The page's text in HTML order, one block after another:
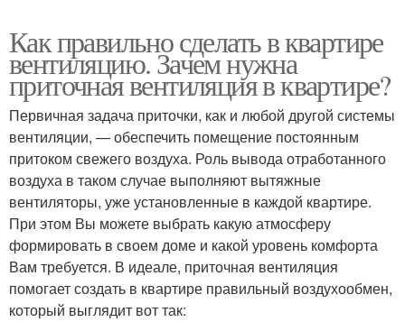
Как правильно сделать в квартире
вентиляцию. Зачем нужна
приточная вентиляция в квартире?
Первичная задача приточки, как и любой другой системы
вентиляции, — обеспечить помещение постоянным
притоком свежего воздуха. Роль вывода отработанного
воздуха в таком случае выполняют вытяжные
вентиляторы, уже установленные в каждой квартире.
При этом Вы можете выбрать какую атмосферу
формировать в своем доме и какой уровень комфорта
Вам требуется. В идеале, приточная вентиляция
помогает создать в квартире правильный воздухообмен,
который выглядит вот так: